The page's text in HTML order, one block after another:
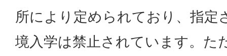
所により定められており、指定
境入学は禁止されています。た